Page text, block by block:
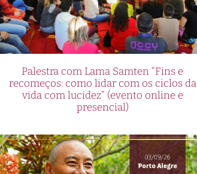
Palestra com Lama Samten “Fins e
recomeços: como lidar com os ciclos da
vida com lucidez” (evento online e
presencial)